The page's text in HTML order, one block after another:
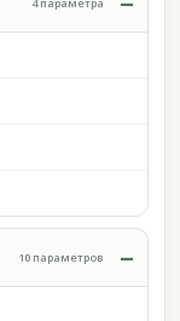
10 параметров